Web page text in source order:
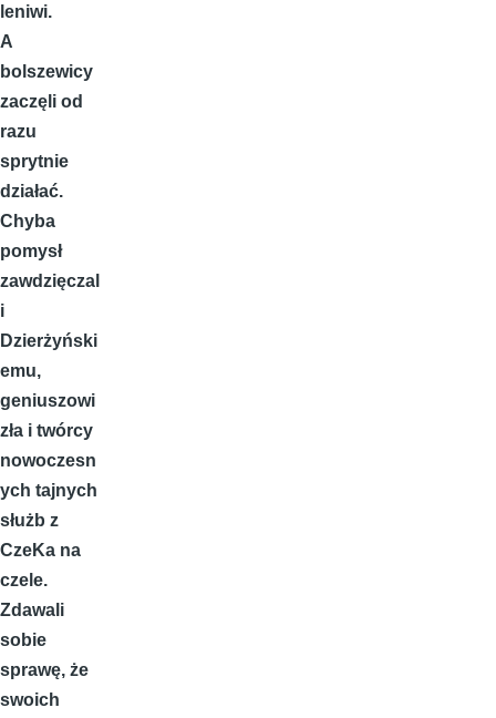
leniwi.
A
bolszewicy
zaczęli od
razu
sprytnie
działać.
Chyba
pomysł
zawdzięczal
i
Dzierżyński
emu,
geniuszowi
zła i twórcy
nowoczesn
ych tajnych
służb z
CzeKa na
czele.
Zdawali
sobie
sprawę, że
swoich